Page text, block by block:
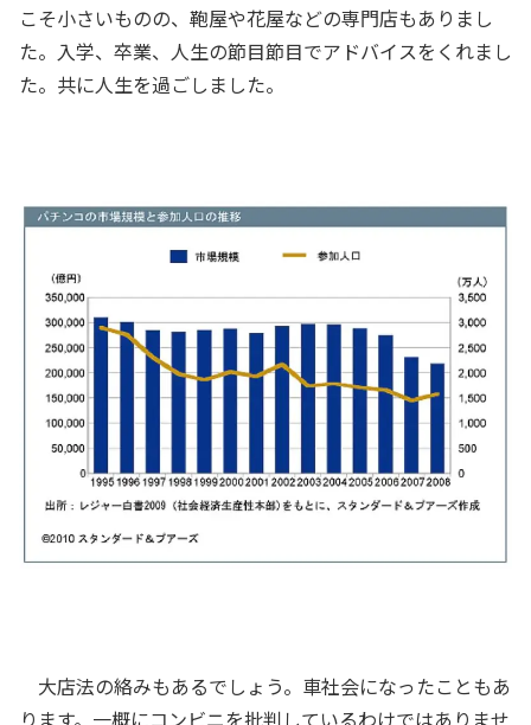
こそ小さいものの、鞄屋や花屋などの専門店もありまし
た。入学、卒業、人生の節目節目でアドバイスをくれまし
た。共に人生を過ごしました。
大店法の絡みもあるでしょう。車社会になったこともあ
ります。一概にコンビニを批判しているわけではありませ